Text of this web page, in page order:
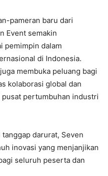
pameran baru dari
Event semakin
pemimpin dalam
di Indonesia.
membuka peluang bagi
kolaborasi global dan
pertumbuhan industri
darurat, Seven
inovasi yang menjanjikan
seluruh peserta dan